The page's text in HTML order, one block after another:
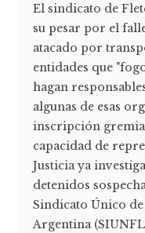
El sindicato de
su pesar por el
atacado por
entidades que
hagan
algunas de esas
inscripción
capacidad de
Justicia ya
detenidos
Sindicato Único
Argentina